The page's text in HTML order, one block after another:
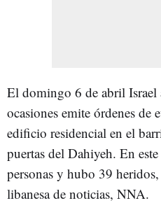
El domingo 6 de abril Israel
ocasiones emite órdenes de
edificio residencial en el
puertas del Dahiyeh. En
personas y hubo 39
libanesa de noticias, NNA.